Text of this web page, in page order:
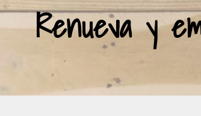
Renueva y